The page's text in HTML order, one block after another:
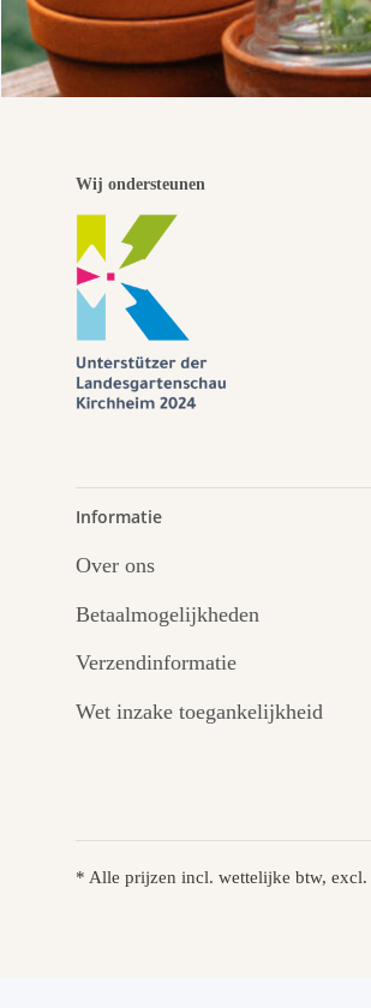
Wij ondersteunen
Informatie
Over ons
Betaalmogelijkheden
Verzendinformatie
Wet inzake toegankelijkheid
* Alle prijzen incl. wettelijke btw, excl.